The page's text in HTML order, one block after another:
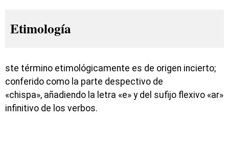
Etimología
ste término etimológicamente es de origen incierto;
conferido como la parte despectivo de
«chispa», añadiendo la letra «e» y del sufijo flexivo «ar»
infinitivo de los verbos.